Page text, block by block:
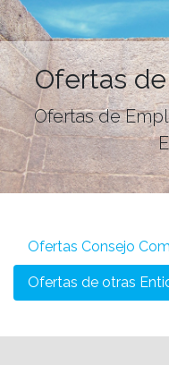
Ofertas
Ofertas de
Ofertas Consejo
Ofertas de otras